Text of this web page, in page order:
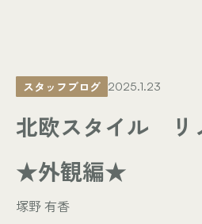
- イベント情報
- ブログ
- お知らせ
WORKS
- お客様の声
スタッフブログ 2025.1.23
北欧スタイル リ
★外観編★
塚野 有香